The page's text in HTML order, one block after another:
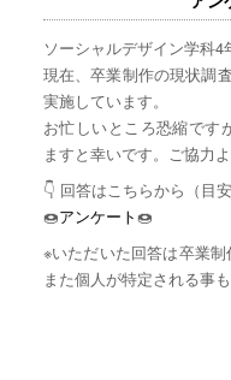
ソーシャルデザイン学科4
現在、卒業制作の現状調
実施しています。
お忙しいところ恐縮です
ますと幸いです。ご協力
👇 回答はこちらから（目
🍩アンケート🍩
※いただいた回答は卒業制
また個人が特定される事